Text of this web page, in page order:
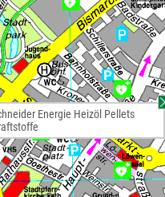
Energie Heizöl Pellets